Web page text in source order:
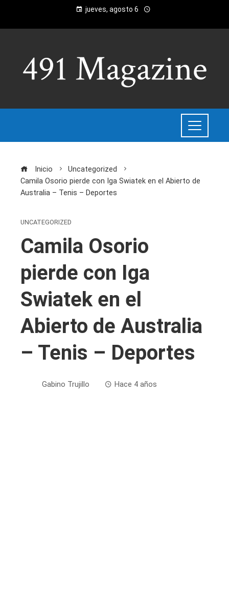
jueves, agosto 6
Inicio
Uncategorized
Camila Osorio pierde con Iga Swiatek en el Abierto de
Australia – Tenis – Deportes
UNCATEGORIZED
Camila Osorio
pierde con Iga
Swiatek en el
Abierto de Australia
– Tenis – Deportes
Gabino Trujillo Hace 4 años